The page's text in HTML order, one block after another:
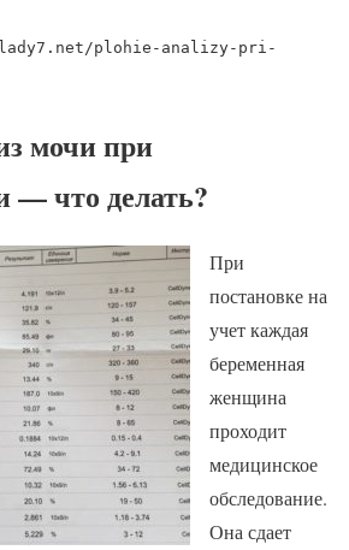
plohie-analizy-pri-
мочи при
— что делать?
При
постановке на
учет каждая
беременная
женщина
проходит
медицинское
обследование.
Она сдает